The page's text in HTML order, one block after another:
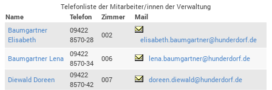
Telefonliste der Mitarbeiter/innen der Verwaltung
Name
Telefon Zimmer
Mail
Baumgartner
Elisabeth
09422
8570-28
002
elisabeth.baumgartner@hunderdorf.de
Baumgartner Lena
09422
8570-34
006 lena.baumgartner@hunderdorf.de
Diewald Doreen
09422
8570-42
007 doreen.diewald@hunderdorf.de